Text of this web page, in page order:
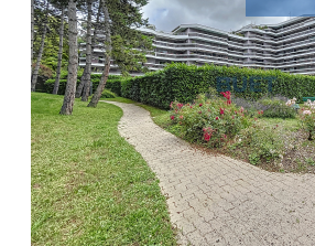
voir le bien